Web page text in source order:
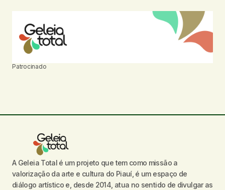
Patrocinado
A Geleia Total é um projeto que tem como missão a
valorização da arte e cultura do Piauí, é um espaço de
diálogo artístico e, desde 2014, atua no sentido de divulgar as